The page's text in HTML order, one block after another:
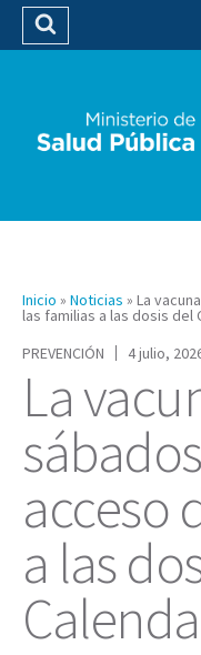
Buscar
Inicio » Noticias » La
las familias a las dosis del
PREVENCIÓN
4 julio,
La
acceso
a las